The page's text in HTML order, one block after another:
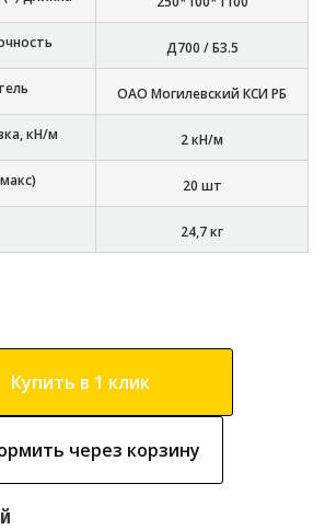
Д700 / Б3.5
ОАО Могилевский КСИ РБ
кН/м 2 кН/м
20 шт
24,7 кг
Купить в 1 клик
через корзину